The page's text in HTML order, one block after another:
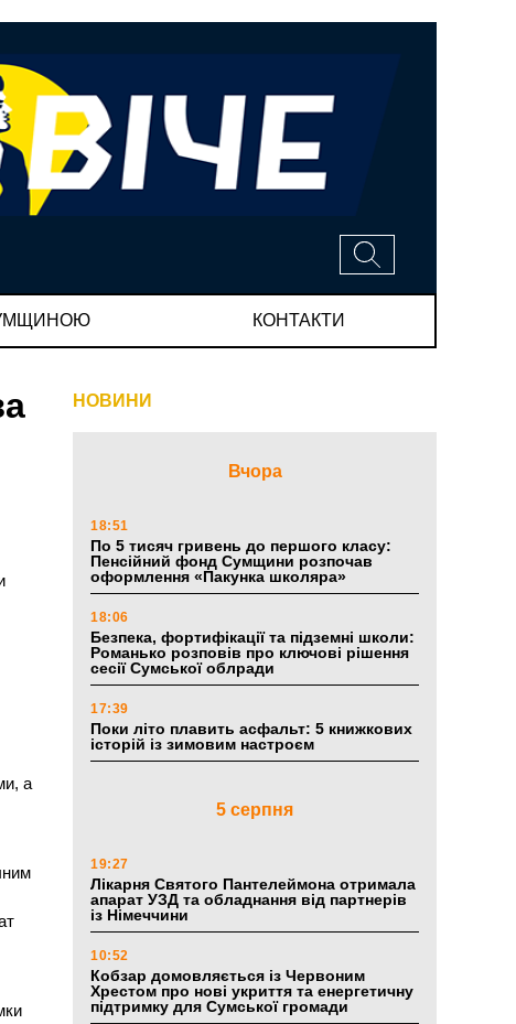
КОНТАКТИ
а
НОВИНИ
Вчора
18:51
По 5 тисяч гривень до першого класу:
Пенсійний фонд Сумщини розпочав
оформлення «Пакунка школяра»
18:06
Безпека, фортифікації та підземні школи:
Романько розповів про ключові рішення
сесії Сумської облради
17:39
Поки літо плавить асфальт: 5 книжкових
історій із зимовим настроєм
5 серпня
19:27
Лікарня Святого Пантелеймона отримала
апарат УЗД та обладнання від партнерів
із Німеччини
10:52
Кобзар домовляється із Червоним
Хрестом про нові укриття та енергетичну
підтримку для Сумської громади